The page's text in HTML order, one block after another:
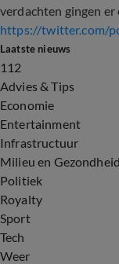
verdachten gingen
https://twitter.com/
Laatste nieuws
112
Advies & Tips
Economie
Entertainment
Infrastructuur
Milieu en Gezondheid
Politiek
Royalty
Sport
Tech
Weer